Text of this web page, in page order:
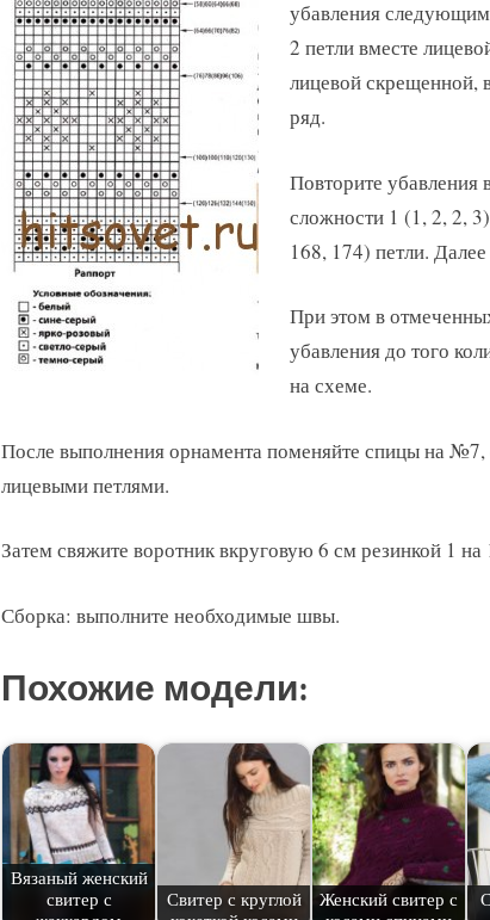
убавления
2 петли вместе
лицевой скрещенной,
ряд.
Повторите
сложности 1 (1, 2, 2,
168, 174) петли.
При этом в
убавления до того
на схеме.
После выполнения орнамента поменяйте спицы на
лицевыми петлями.
Затем свяжите воротник вкруговую 6 см резинкой 1 на
Сборка: выполните необходимые швы.
Похожие модели:
Вязаный женский
свитер с
Свитер с круглой
Женский свитер с